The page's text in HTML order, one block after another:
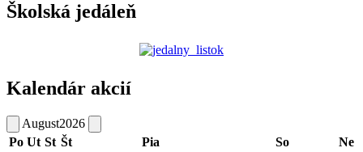
Školská jedáleň
Kalendár akcií
August2026
Po Ut St Št Pia So Ne